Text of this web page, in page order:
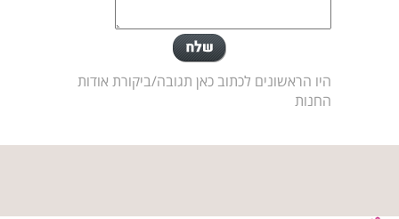
היו הראשונים לכתוב כאן תגובה/ביקורת אודות
החנות